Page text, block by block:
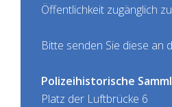
Öffentlichkeit zugänglich
Bitte senden Sie diese an
Polizeihistorische
Platz der Luftbrücke 6